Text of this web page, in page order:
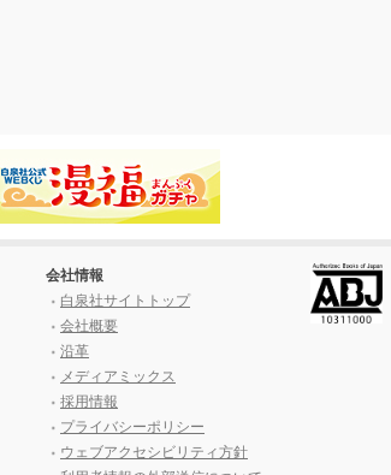
会社情報
白泉社サイトトップ
会社概要
沿革
メディアミックス
採用情報
プライバシーポリシー
ウェブアクセシビリティ方針